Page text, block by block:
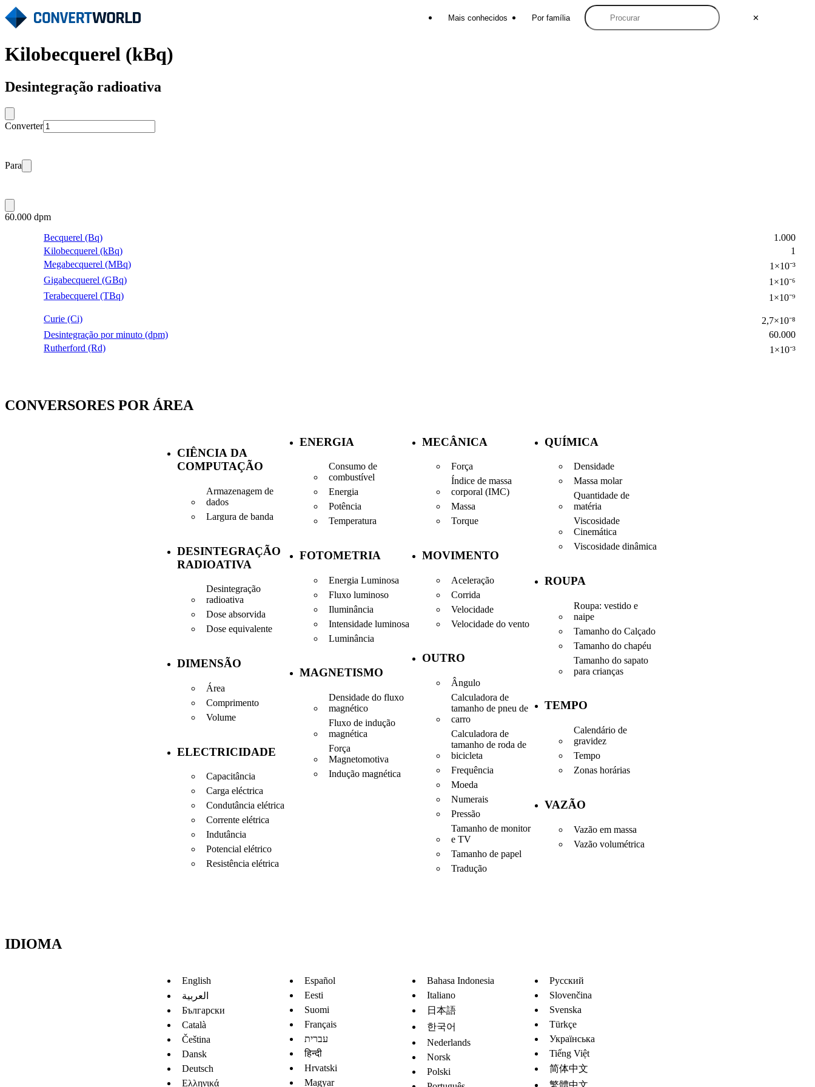
✕
Mais conhecidos Por família
Kilobecquerel (kBq)
Desintegração radioativa
Converter
Para
60.000 dpm
Becquerel (Bq)
1.000
Kilobecquerel (kBq)
1
Megabecquerel (MBq)
1×10⁻³
Gigabecquerel (GBq)
1×10⁻⁶
Terabecquerel (TBq)
1×10⁻⁹
Curie (Ci)
2,7×10⁻⁸
Desintegração por minuto (dpm)
60.000
Rutherford (Rd)
1×10⁻³
CONVERSORES POR ÁREA
CIÊNCIA DA
COMPUTAÇÃO
Armazenagem de
dados
Largura de banda
DESINTEGRAÇÃO
RADIOATIVA
Desintegração
radioativa
Dose absorvida
Dose equivalente
DIMENSÃO
Área
Comprimento
Volume
ELECTRICIDADE
Capacitância
Carga eléctrica
Condutância elétrica
Corrente elétrica
Indutância
Potencial elétrico
Resistência elétrica
ENERGIA
Consumo de
combustível
Energia
Potência
Temperatura
FOTOMETRIA
Energia Luminosa
Fluxo luminoso
Iluminância
Intensidade luminosa
Luminância
MAGNETISMO
Densidade do fluxo
magnético
Fluxo de indução
magnética
Força
Magnetomotiva
Indução magnética
MECÂNICA
Força
Índice de massa
corporal (IMC)
Massa
Torque
MOVIMENTO
Aceleração
Corrida
Velocidade
Velocidade do vento
OUTRO
Ângulo
Calculadora de
tamanho de pneu de
carro
Calculadora de
tamanho de roda de
bicicleta
Frequência
Moeda
Numerais
Pressão
Tamanho de monitor
e TV
Tamanho de papel
Tradução
QUÍMICA
Densidade
Massa molar
Quantidade de
matéria
Viscosidade
Cinemática
Viscosidade dinâmica
ROUPA
Roupa: vestido e
naipe
Tamanho do Calçado
Tamanho do chapéu
Tamanho do sapato
para crianças
TEMPO
Calendário de
gravidez
Tempo
Zonas horárias
VAZÃO
Vazão em massa
Vazão volumétrica
IDIOMA
English
العربية
Български
Català
Čeština
Dansk
Deutsch
Ελληνικά
Español
Eesti
Suomi
Français
עברית
हिन्दी
Hrvatski
Magyar
Bahasa Indonesia
Italiano
日本語
한국어
Nederlands
Norsk
Polski
Русский
Slovenčina
Svenska
Türkçe
Украïнська
Tiếng Việt
简体中文
繁體中文